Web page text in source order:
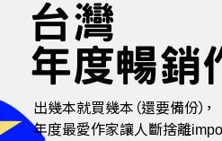
台灣
年度暢銷
出幾本就買幾本（還要備份），
年度最愛作家讓人斷捨離